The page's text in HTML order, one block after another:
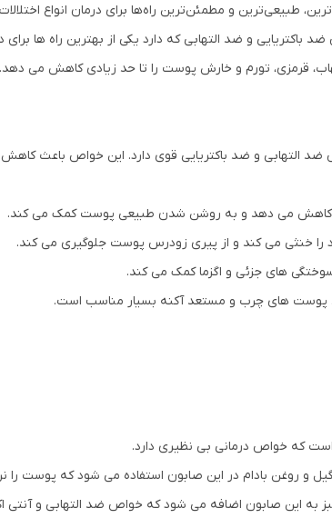
طبیعی‌ترین و مطمئن‌ترین راه‌ها برای درمان انواع
و ضد التهابی که دارد یکی از بهترین راه ها برای
قرمزی، تورم و خارش پوست را تا حد زیادی کاهش می دهد.
التهابی و ضد باکتریایی قوی دارد. این خواص باعث کاهش
کاهش می دهد و به روشن شدن طبیعی پوست کمک می کند.
را خنثی می کند و از پیری زودرس پوست جلوگیری می کند.
های جزئی و اگزما کمک می کند.
پوست های چرب و مستعد آکنه بسیار مناسب است.
که خواص درمانی بی نظیری دارد.
و روغن بادام در این صابون استفاده می شود که پوست را
به این صابون اضافه می شود که خواص ضد التهابی و آنتی